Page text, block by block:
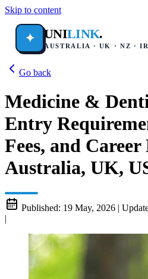
Skip to content
✦ UNILINK.
AUSTRALIA · UK · NZ ·
Go back
Medicine &
Entry
Fees, and
Australia, UK,
Published: 19 May, 2026 |
|